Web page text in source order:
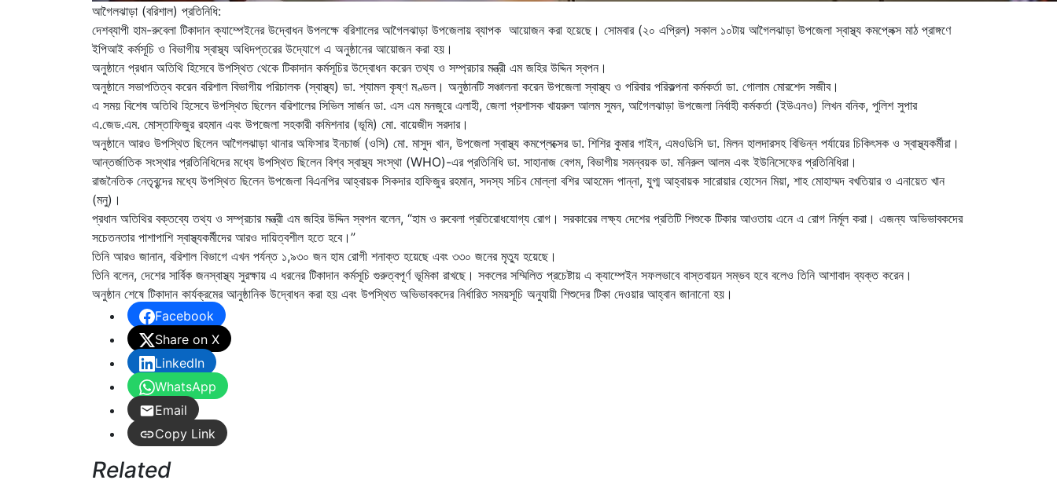
আগৈলঝাড়া (বরিশাল) প্রতিনিধি:
দেশব্যাপী হাম-রুবেলা টিকাদান ক্যাম্পেইনের উদ্বোধন উপলক্ষে বরিশালের আগৈলঝাড়া উপজেলায় ব্যাপক আয়োজন করা হয়েছে। সোমবার (২০ এপ্রিল) সকাল ১০টায় আগৈলঝাড়া উপজেলা স্বাস্থ্য কমপ্লেক্স মাঠ প্রাঙ্গণে
ইপিআই কর্মসূচি ও বিভাগীয় স্বাস্থ্য অধিদপ্তরের উদ্যোগে এ অনুষ্ঠানের আয়োজন করা হয়।
অনুষ্ঠানে প্রধান অতিথি হিসেবে উপস্থিত থেকে টিকাদান কর্মসূচির উদ্বোধন করেন তথ্য ও সম্প্রচার মন্ত্রী এম জহির উদ্দিন স্বপন।
অনুষ্ঠানে সভাপতিত্ব করেন বরিশাল বিভাগীয় পরিচালক (স্বাস্থ্য) ডা. শ্যামল কৃষ্ণ মণ্ডল। অনুষ্ঠানটি সঞ্চালনা করেন উপজেলা স্বাস্থ্য ও পরিবার পরিকল্পনা কর্মকর্তা ডা. গোলাম মোরশেদ সজীব।
এ সময় বিশেষ অতিথি হিসেবে উপস্থিত ছিলেন বরিশালের সিভিল সার্জন ডা. এস এম মনজুরে এলাহী, জেলা প্রশাসক খায়রুল আলম সুমন, আগৈলঝাড়া উপজেলা নির্বাহী কর্মকর্তা (ইউএনও) লিখন বনিক, পুলিশ সুপার
এ.জেড.এম. মোস্তাফিজুর রহমান এবং উপজেলা সহকারী কমিশনার (ভূমি) মো. বায়েজীদ সরদার।
অনুষ্ঠানে আরও উপস্থিত ছিলেন আগৈলঝাড়া থানার অফিসার ইনচার্জ (ওসি) মো. মাসুদ খান, উপজেলা স্বাস্থ্য কমপ্লেক্সের ডা. শিশির কুমার গাইন, এমওডিসি ডা. মিলন হালদারসহ বিভিন্ন পর্যায়ের চিকিৎসক ও স্বাস্থ্যকর্মীরা।
আন্তর্জাতিক সংস্থার প্রতিনিধিদের মধ্যে উপস্থিত ছিলেন বিশ্ব স্বাস্থ্য সংস্থা (WHO)-এর প্রতিনিধি ডা. সাহানাজ বেগম, বিভাগীয় সমন্বয়ক ডা. মনিরুল আলম এবং ইউনিসেফের প্রতিনিধিরা।
রাজনৈতিক নেতৃবৃন্দের মধ্যে উপস্থিত ছিলেন উপজেলা বিএনপির আহ্বায়ক সিকদার হাফিজুর রহমান, সদস্য সচিব মোল্লা বশির আহমেদ পান্না, যুগ্ম আহ্বায়ক সারোয়ার হোসেন মিয়া, শাহ মোহাম্মদ বখতিয়ার ও এনায়েত খান
(মনু)।
প্রধান অতিথির বক্তব্যে তথ্য ও সম্প্রচার মন্ত্রী এম জহির উদ্দিন স্বপন বলেন, “হাম ও রুবেলা প্রতিরোধযোগ্য রোগ। সরকারের লক্ষ্য দেশের প্রতিটি শিশুকে টিকার আওতায় এনে এ রোগ নির্মূল করা। এজন্য অভিভাবকদের
সচেতনতার পাশাপাশি স্বাস্থ্যকর্মীদের আরও দায়িত্বশীল হতে হবে।”
তিনি আরও জানান, বরিশাল বিভাগে এখন পর্যন্ত ১,৯৩০ জন হাম রোগী শনাক্ত হয়েছে এবং ৩৩০ জনের মৃত্যু হয়েছে।
তিনি বলেন, দেশের সার্বিক জনস্বাস্থ্য সুরক্ষায় এ ধরনের টিকাদান কর্মসূচি গুরুত্বপূর্ণ ভূমিকা রাখছে। সকলের সম্মিলিত প্রচেষ্টায় এ ক্যাম্পেইন সফলভাবে বাস্তবায়ন সম্ভব হবে বলেও তিনি আশাবাদ ব্যক্ত করেন।
অনুষ্ঠান শেষে টিকাদান কার্যক্রমের আনুষ্ঠানিক উদ্বোধন করা হয় এবং উপস্থিত অভিভাবকদের নির্ধারিত সময়সূচি অনুযায়ী শিশুদের টিকা দেওয়ার আহ্বান জানানো হয়।
Facebook
Share on X
LinkedIn
WhatsApp
Email
Copy Link
Related